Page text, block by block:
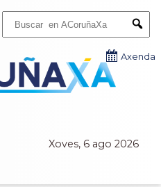
Xoves, 6 ago 2026
Axenda